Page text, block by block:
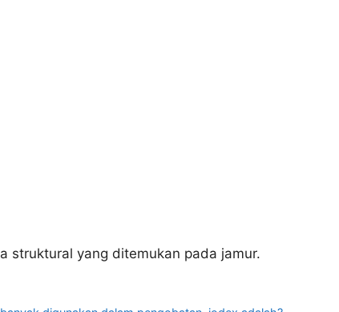
struktural yang ditemukan pada jamur.